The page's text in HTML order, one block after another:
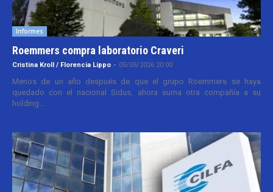
Informes
Roemmers compra laboratorio Craveri
Cristina Kroll / Florencia Lippo - 05/05/2026 20:00
Menos de un año después de que el grupo Roemmers se haya
quedado con el nacional Sidus, ahora suma otra compañía a su
holding....